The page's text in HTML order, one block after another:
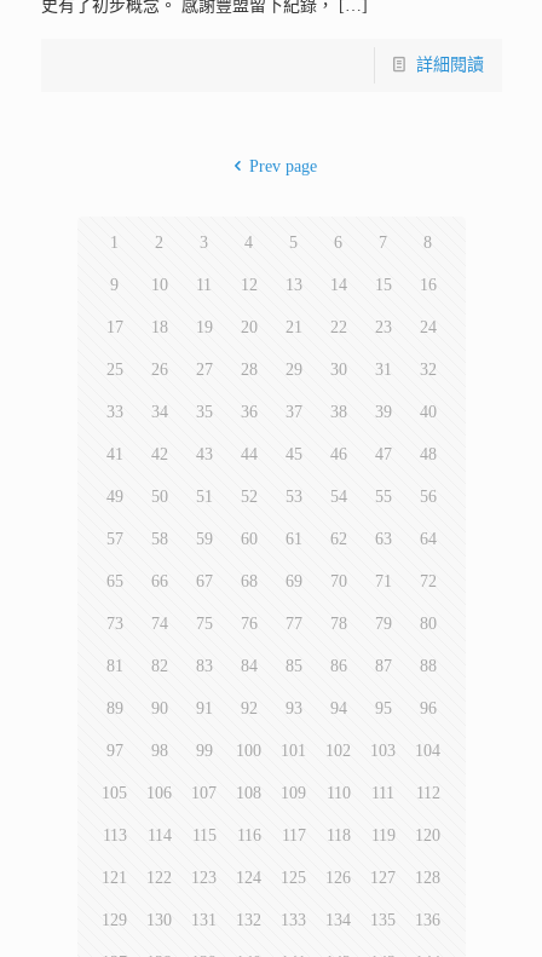
史有了初步概念。 感謝豐盟留下紀錄，
[…]
詳細閱讀
Prev page
1 2 3 4 5 6 7 8
9 10 11 12 13 14 15 16
17 18 19 20 21 22 23 24
25 26 27 28 29 30 31 32
33 34 35 36 37 38 39 40
41 42 43 44 45 46 47 48
49 50 51 52 53 54 55 56
57 58 59 60 61 62 63 64
65 66 67 68 69 70 71 72
73 74 75 76 77 78 79 80
81 82 83 84 85 86 87 88
89 90 91 92 93 94 95 96
97 98 99 100 101 102 103 104
105 106 107 108 109 110 111 112
113 114 115 116 117 118 119 120
121 122 123 124 125 126 127 128
129 130 131 132 133 134 135 136